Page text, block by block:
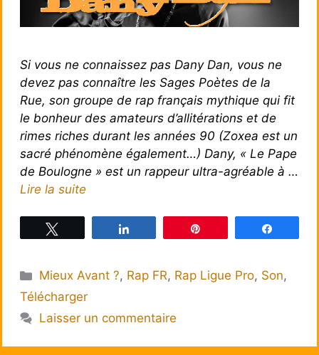
Si vous ne connaissez pas Dany Dan, vous ne
devez pas connaître les Sages Poètes de la
Rue, son groupe de rap français mythique qui fit
le bonheur des amateurs d’allitérations et de
rimes riches durant les années 90 (Zoxea est un
sacré phénomène également…) Dany, « Le Pape
de Boulogne » est un rappeur ultra-agréable à …
Lire la suite
Catégories
Mieux Avant ?, Rap FR, Rap Ligue Pro, Son,
Télécharger
Laisser un commentaire